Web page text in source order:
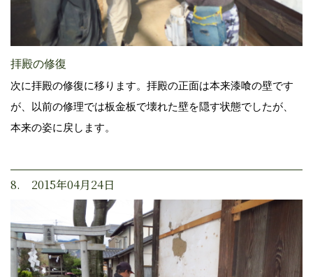
拝殿の修復
次に拝殿の修復に移ります。拝殿の正面は本来漆喰の壁です
が、以前の修理では板金板で壊れた壁を隠す状態でしたが、
本来の姿に戻します。
8. 2015年04月24日